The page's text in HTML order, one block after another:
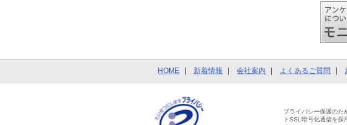
HOME 新着情報 会社案内 よくあるご質問
プライバシー保護のた
トSSL暗号化通信を採